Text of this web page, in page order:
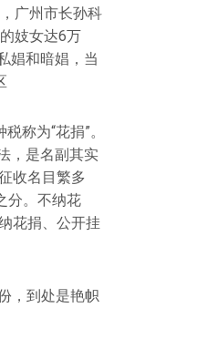
广州市长孙科
妓女达6万
娼和暗娼，当
称为“花捐”。
，是名副其实
收名目繁多
分。不纳花
花捐、公开挂
，到处是艳帜